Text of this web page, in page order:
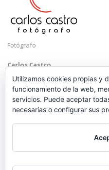
Fotógrafo
Carlos Castro
Málaga
Mobile: +34 652 83 71 98
Utilizamos cookies propias y
funcionamiento de la web,
servicios. Puede aceptar
necesarias o configurar sus